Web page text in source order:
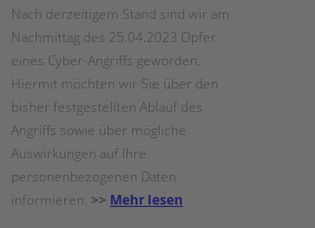
HILFEN ZUR ERZIEHUNG
EINGLIEDERUNGSHILFE
BETREUTES WOHNEN
TANDEM BTL AKADEMIE
Suchen
Nach derzeitigem Stand sind wir am
Nachmittag des 25.04.2023 Opfer
eines Cyber-Angriffs geworden.
Hiermit möchten wir Sie über den
bisher festgestellten Ablauf des
Angriffs sowie über mögliche
Auswirkungen auf Ihre
personenbezogenen Daten
informieren. >> Mehr lesen